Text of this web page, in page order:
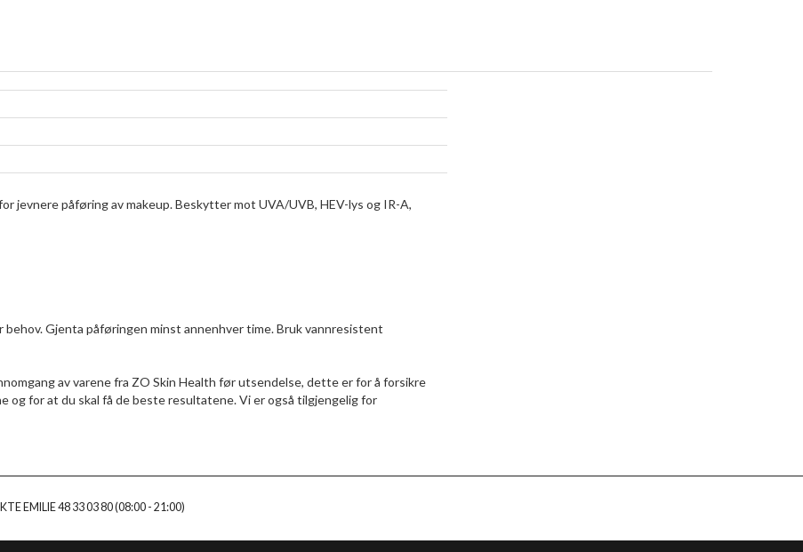
jevnere påføring av makeup. Beskytter mot UVA/UVB, HEV-lys og IR-A,
Gjenta påføringen minst annenhver time. Bruk vannresistent
av varene fra ZO Skin Health før utsendelse, dette er for å forsikre
og for at du skal få de beste resultatene. Vi er også tilgjengelig for
EMILIE 48 33 03 80 (08:00 - 21:00)